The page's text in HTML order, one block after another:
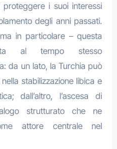
proteggere i suoi interessi
degli anni passati.
in particolare – questa
al tempo stesso
da un lato, la Turchia può
stabilizzazione libica e
dall’altro, l’ascesa di
strutturato che ne
attore centrale nel